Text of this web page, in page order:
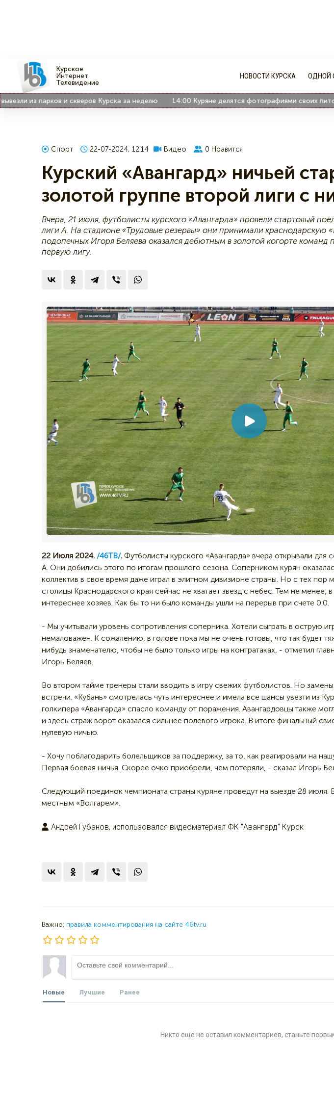
Курское
Интернет
Телевидение
НОВОСТИ КУРСКА ОДНОЙ
из парков и скверов Курска за неделю 14:00 Куряне делятся фотографиями своих
Спорт 22-07-2024, 12:14 Видео 0 Нравится
Курский «Авангард» ничьей
золотой группе второй лиги с
Вчера, 21 июля, футболисты курского «Авангарда» провели стартовый
лиги А. На стадионе «Трудовые резервы» они принимали краснодарскую
подопечных Игоря Беляева оказался дебютным в золотой когорте
первую лигу.
22 Июля 2024. /46ТВ/. Футболисты курского «Авангарда» вчера открывали для
А. Они добились этого по итогам прошлого сезона. Соперником курян
коллектив в свое время даже играл в элитном дивизионе страны. Но с тех пор
столицы Краснодарского края сейчас не хватает звезд с небес. Тем не менее,
интереснее хозяев. Как бы то ни было команды ушли на перерыв при счете 0:0.
- Мы учитывали уровень сопротивления соперника. Хотели сыграть в острую
немаловажен. К сожалению, в голове пока мы не очень готовы, что так будет
нибудь знаменателю, чтобы не было только игры на контратаках, - отметил
Игорь Беляев.
Во втором тайме тренеры стали вводить в игру свежих футболистов. Но
встречи. «Кубань» смотрелась чуть интереснее и имела все шансы увезти из
голкипера «Авангарда» спасло команду от поражения. Авангардовцы также
и здесь страж ворот оказался сильнее полевого игрока. В итоге финальный
нулевую ничью.
- Хочу поблагодарить болельщиков за поддержку, за то, как реагировали на
Первая боевая ничья. Скорее очко приобрели, чем потеряли, - сказал Игорь
Следующий поединок чемпионата страны куряне проведут на выезде 28 июля.
местным «Волгарем».
Андрей Губанов, использовался видеоматериал ФК "Авангард" Курск
Важно: правила комментирования на сайте 46tv.ru
Новые Лучшие Ранее
Никто ещё не оставил комментариев, станьте